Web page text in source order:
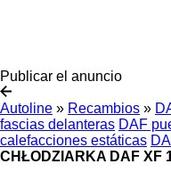
Publicar el anuncio
Autoline » Recambios »
fascias delanteras DAF
calefacciones estáticas
CHŁODZIARKA DAF XF